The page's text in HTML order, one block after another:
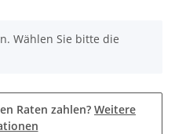
Wählen Sie bitte die
Raten zahlen? Weitere